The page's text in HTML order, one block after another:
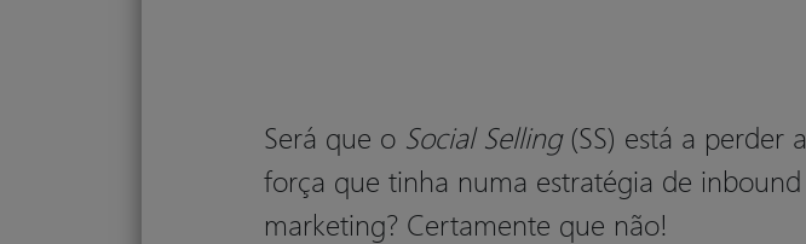
Será que o Social Selling(SS) está a perder a
força que tinha numa estratégia de inbound
marketing? Certamente que não!